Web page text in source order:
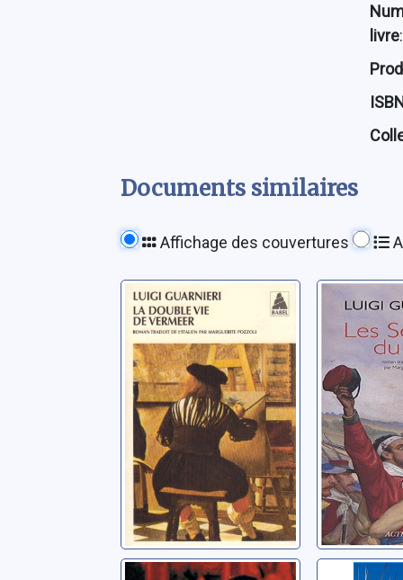
livre:
Documents similaires
Affichage des couvertures
La double vie de
Vermeer: roman
Guarnieri, Luigi
Les
ciel
Guarnieri,